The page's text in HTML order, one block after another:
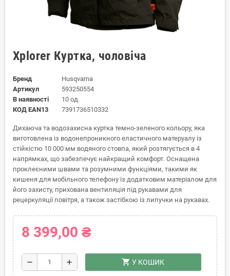
Xplorer Куртка, чоловіча
Бренд
Husqvarna
Артикул
593250554
В наявності
10 од.
КОД EAN13
7391736510332
Дихаюча та водозахисна куртка темно-зеленого кольору, яка
виготовлена із водонепроникного еластичного матеруалу із
стійкістю 10 000 мм водяного стовпа, який розтягується в 4
напрямках, що забезпечує найкращий комфорт. Оснащена
проклеєними швами та розумними функціями, такими як
кишеня для мобільного телефону із додатковим матеріалом для
його захисту, прихована вентиляція під рукавами для
рецеркуляції повітря, а також застібкою із липучки на рукавах.
8 399,00 ₴
remove add shopping_cart У КОШИК